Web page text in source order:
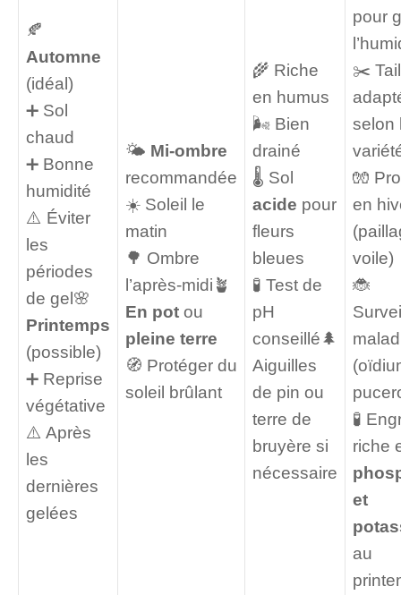
🍂
Automne
(idéal)
➕ Sol
chaud
➕ Bonne
humidité
⚠️ Éviter
les
périodes
de gel🌸
Printemps
(possible)
➕ Reprise
végétative
⚠️ Après
les
dernières
gelées
🌤️ Mi-ombre
recommandée
☀️ Soleil le
matin
🌳 Ombre
l’après-midi🪴
En pot ou
pleine terre
🧭 Protéger du
soleil brûlant
🌾 Riche
en humus
🌬️ Bien
drainé
🌡️ Sol
acide pour
fleurs
bleues
🧪 Test de
pH
conseillé🌲
Aiguilles
de pin ou
terre de
bruyère si
nécessaire
pour
✂️
selon
🧤
en
voile)
🐞
🧪
riche
et
au